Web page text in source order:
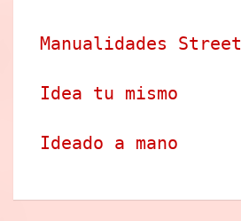
Manualidades Street
Idea tu mismo
Ideado a mano